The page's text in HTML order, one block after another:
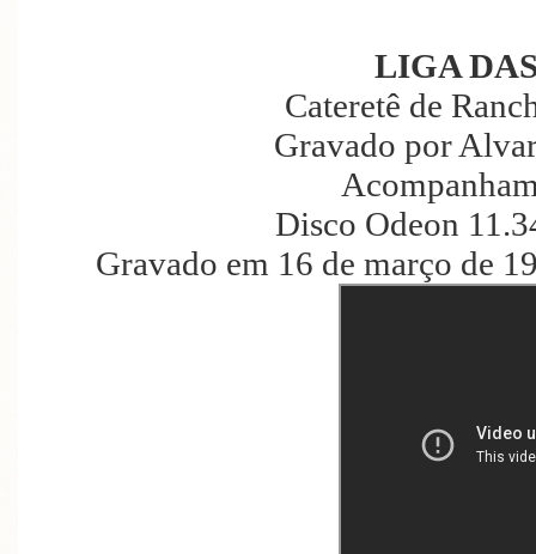
LIGA
Cateretê de
Gravado por
Disco Odeon
Gravado em 16 de março de